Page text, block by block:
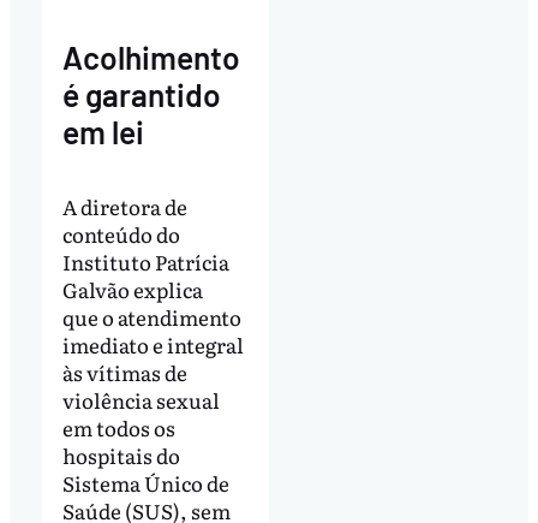
Acolhimento
é garantido
em lei
A diretora de
conteúdo do
Instituto Patrícia
Galvão explica
que o atendimento
imediato e integral
às vítimas de
violência sexual
em todos os
hospitais do
Sistema Único de
Saúde (SUS), sem